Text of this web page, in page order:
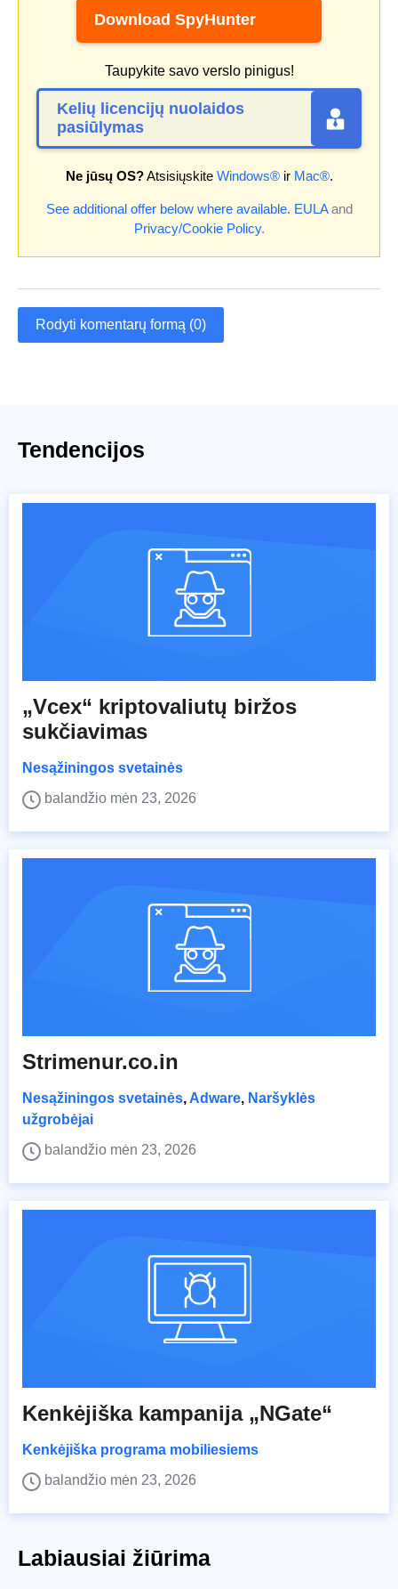
Download SpyHunter
Taupykite savo verslo pinigus!
Kelių licencijų nuolaidos
pasiūlymas
Ne jūsų OS?Atsisiųskite Windows®ir Mac®.
See additional offer below where available. EULAand
Privacy/Cookie Policy.
Rodyti komentarų formą (0)
Tendencijos
„Vcex“ kriptovaliutų biržos
sukčiavimas
Nesąžiningos svetainės
balandžio mėn 23, 2026
Strimenur.co.in
Nesąžiningos svetainės, Adware, Naršyklės
užgrobėjai
balandžio mėn 23, 2026
Kenkėjiška kampanija „NGate“
Kenkėjiška programa mobiliesiems
balandžio mėn 23, 2026
Labiausiai žiūrima